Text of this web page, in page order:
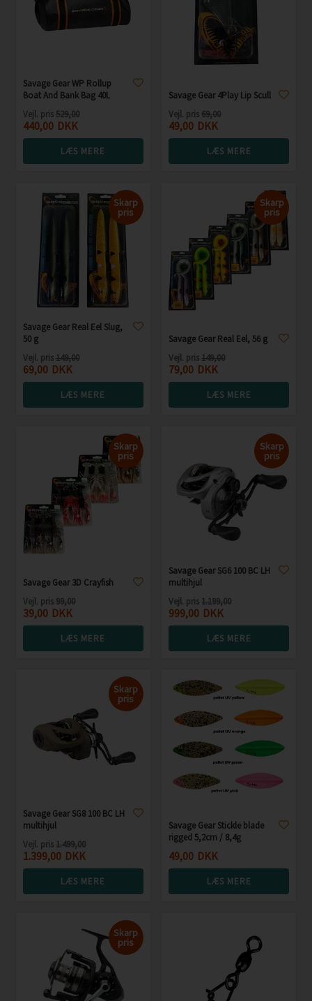
Savage Gear WP Rollup
Boat And Bank Bag 40L
Vejl. pris529,00
440,00 DKK
LÆS MERE
Savage Gear 4Play Lip Scull
Vejl. pris 69,00
49,00 DKK
LÆS MERE
Skarp
pris
Savage Gear Real Eel Slug,
50 g
Vejl. pris149,00
69,00 DKK
LÆS MERE
Skarp
pris
Savage Gear Real Eel, 56 g
Vejl. pris 149,00
79,00 DKK
LÆS MERE
Skarp
pris
Savage Gear 3D Crayfish
Vejl. pris99,00
39,00 DKK
LÆS MERE
Skarp
pris
Savage Gear SG6 100 BC LH
multihjul
Vejl. pris 1.199,00
999,00 DKK
LÆS MERE
Skarp
pris
Savage Gear SG8 100 BC LH
multihjul
Vejl. pris1.499,00
1.399,00 DKK
LÆS MERE
Savage Gear Stickle blade
rigged 5,2cm / 8,4g
49,00 DKK
LÆS MERE
Skarp
pris